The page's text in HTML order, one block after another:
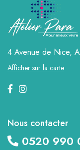
4 Avenue de Nice,
Afficher sur la carte
Nous contacter
0520 990